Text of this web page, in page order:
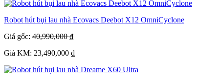
Robot hút bụi lau nhà Ecovacs Deebot X12 OmniCyclone
Giá gốc: 40,990,000 ₫
Giá KM: 23,490,000 ₫